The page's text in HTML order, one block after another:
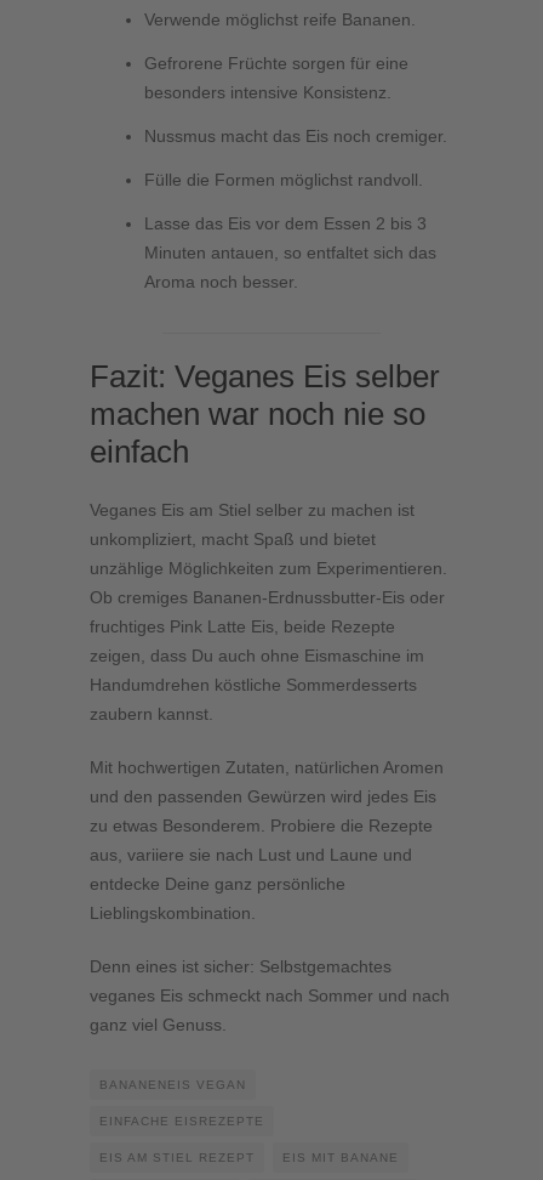
Verwende möglichst reife Bananen.
Gefrorene Früchte sorgen für eine
besonders intensive Konsistenz.
Nussmus macht das Eis noch cremiger.
Fülle die Formen möglichst randvoll.
Lasse das Eis vor dem Essen 2 bis 3
Minuten antauen, so entfaltet sich das
Aroma noch besser.
Fazit: Veganes Eis selber
machen war noch nie so
einfach
Veganes Eis am Stiel selber zu machen ist
unkompliziert, macht Spaß und bietet
unzählige Möglichkeiten zum Experimentieren.
Ob cremiges Bananen-Erdnussbutter-Eis oder
fruchtiges Pink Latte Eis, beide Rezepte
zeigen, dass Du auch ohne Eismaschine im
Handumdrehen köstliche Sommerdesserts
zaubern kannst.
Mit hochwertigen Zutaten, natürlichen Aromen
und den passenden Gewürzen wird jedes Eis
zu etwas Besonderem. Probiere die Rezepte
aus, variiere sie nach Lust und Laune und
entdecke Deine ganz persönliche
Lieblingskombination.
Denn eines ist sicher: Selbstgemachtes
veganes Eis schmeckt nach Sommer und nach
ganz viel Genuss.
BANANENEIS VEGAN
EINFACHE EISREZEPTE
EIS AM STIEL REZEPT EIS MIT BANANE